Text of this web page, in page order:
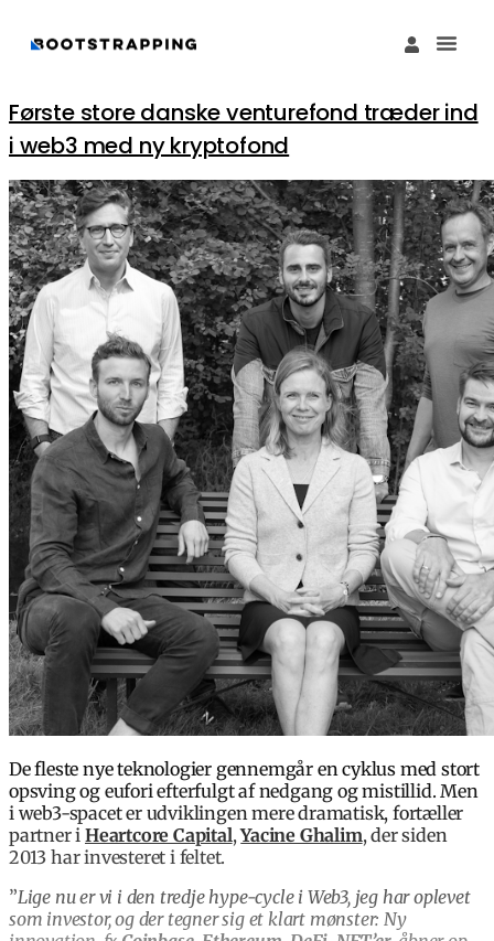
Første store danske venturefond træder ind
i web3 med ny kryptofond
De fleste nye teknologier gennemgår en cyklus med stort
opsving og eufori efterfulgt af nedgang og mistillid. Men
i web3-spacet er udviklingen mere dramatisk, fortæller
partner i Heartcore Capital,Yacine Ghalim, der siden
2013 har investeret i feltet.
”Lige nu er vi i den tredje hype-cycle i Web3, jeg har oplevet
som investor, og der tegner sig et klart mønster: Ny